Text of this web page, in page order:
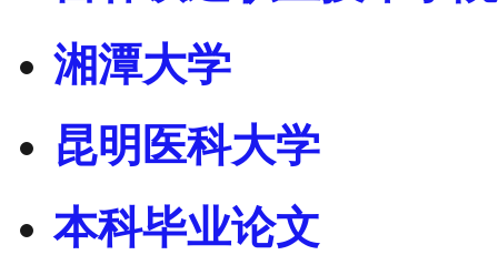
湘潭大学
昆明医科大学
本科毕业论文